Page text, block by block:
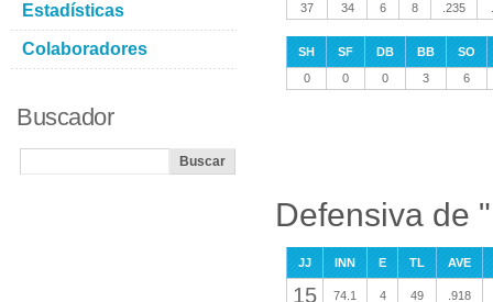
37
34 6 8 .235
SH SF DB BB
SO
0
0 0 3 6
Defensiva de
JJ INN E TL AVE
15 74.1 4 49 .918
Estadísticas
Colaboradores
Buscador